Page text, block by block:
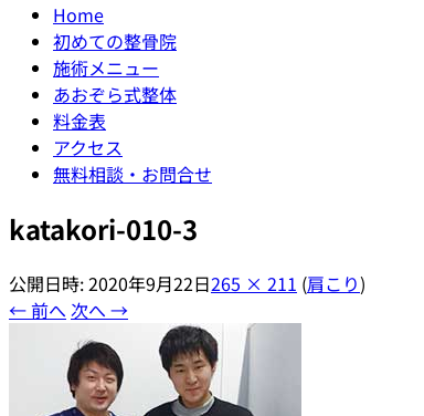
Home
初めての整骨院
施術メニュー
あおぞら式整体
料金表
アクセス
無料相談・お問合せ
katakori-010-3
公開日時:2020年9月22日265 × 211 (肩こり)
← 前へ 次へ →